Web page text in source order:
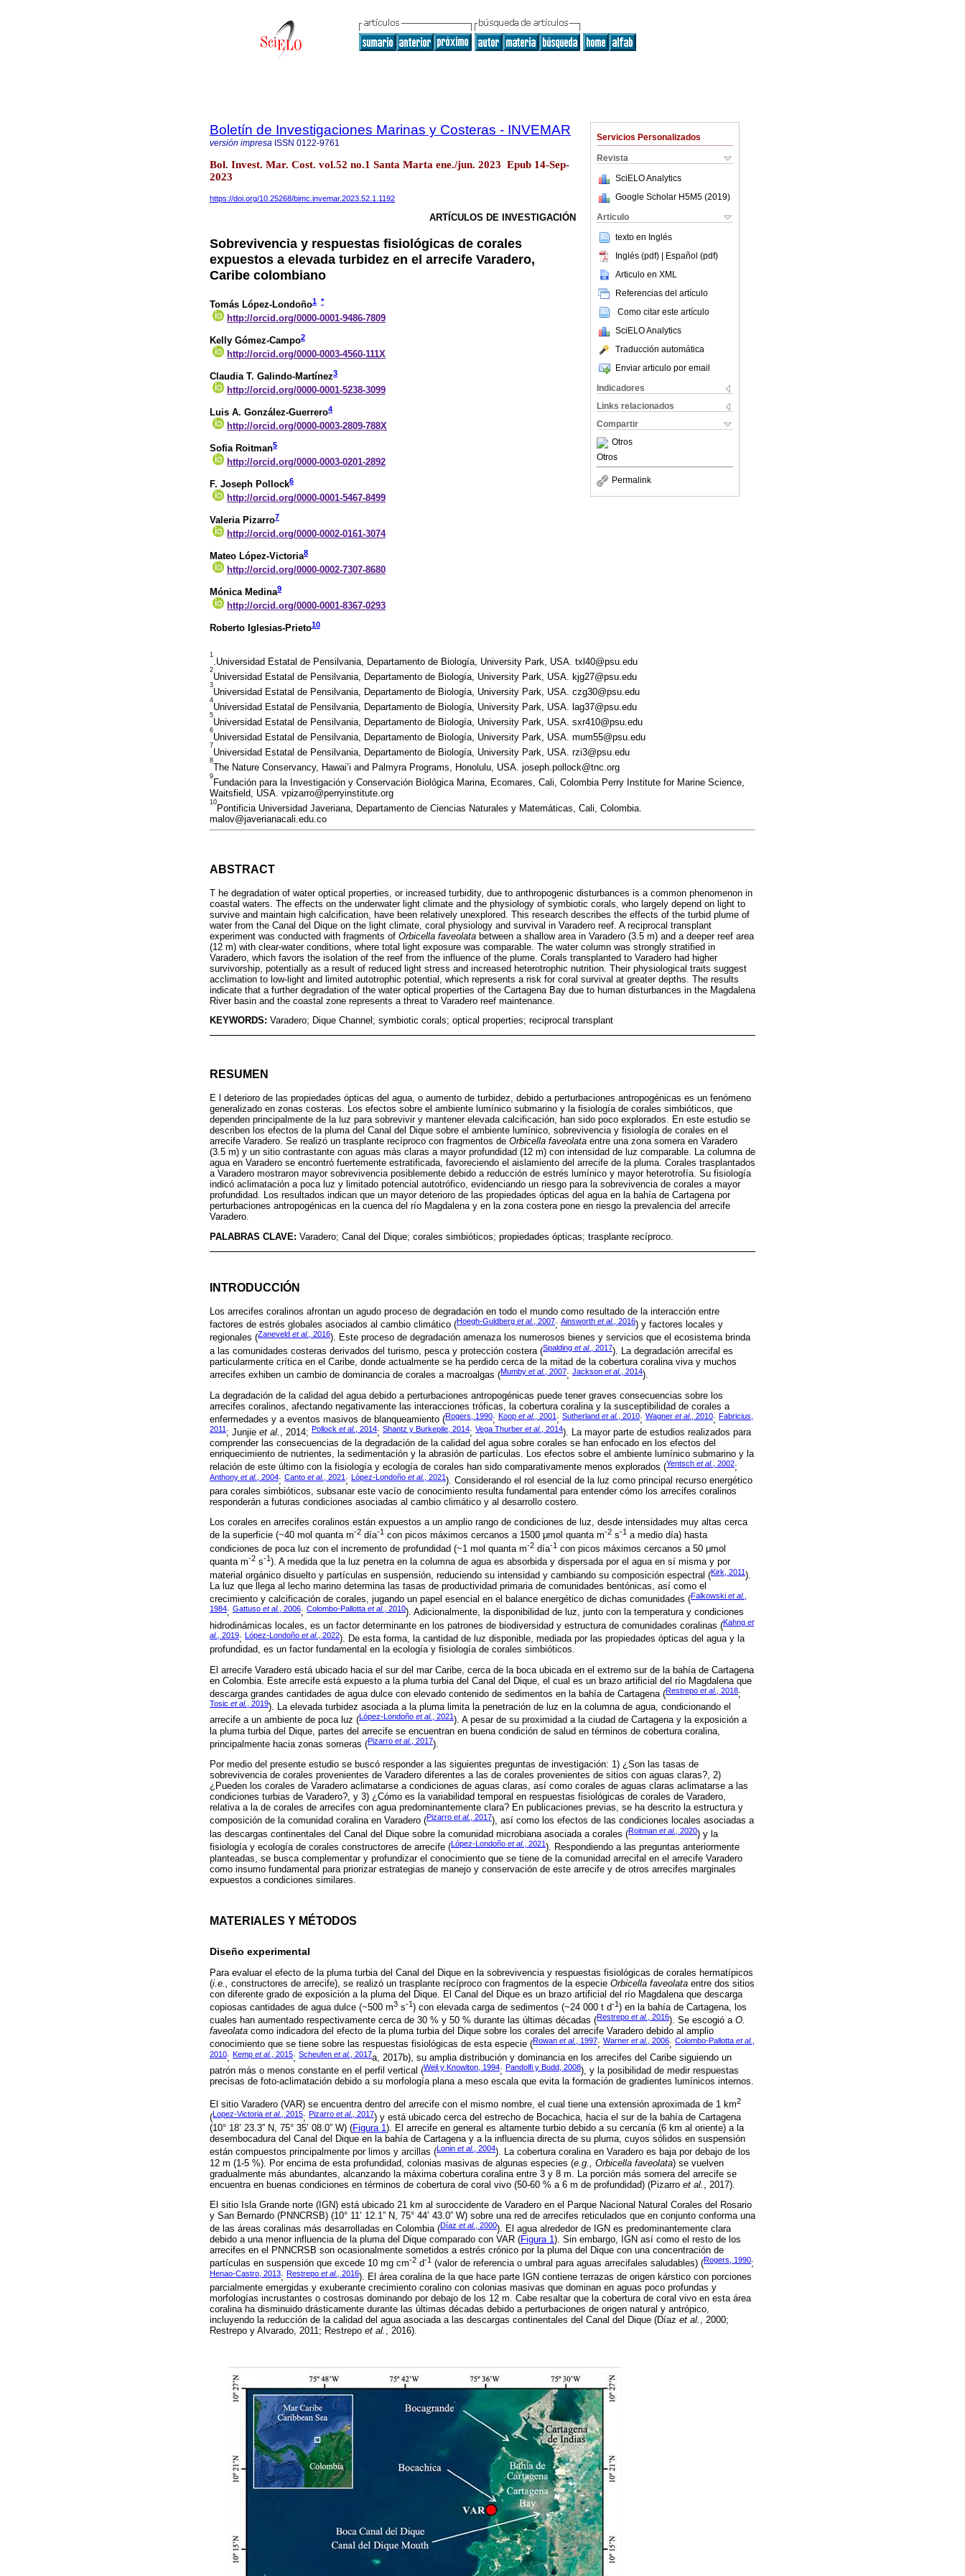
Servicios Personalizados
Revista
SciELO Analytics
Google Scholar H5M5 (2019)
Articulo
texto en Inglés
Inglés (pdf) | Español (pdf)
Articulo en XML
Referencias del artículo
Como citar este artículo
SciELO Analytics
Traducción automática
Enviar articulo por email
Indicadores
Links relacionados
Compartir
Otros
Otros
Permalink
Boletín de Investigaciones Marinas y Costeras - INVEMAR
versión impresa ISSN 0122-9761
Bol. Invest. Mar. Cost. vol.52 no.1 Santa Marta ene./jun. 2023 Epub 14-Sep-
2023
https://doi.org/10.25268/bimc.invemar.2023.52.1.1192
ARTÍCULOS DE INVESTIGACIÓN
Sobrevivencia y respuestas fisiológicas de corales
expuestos a elevada turbidez en el arrecife Varadero,
Caribe colombiano
Tomás López-Londoño1 *
http://orcid.org/0000-0001-9486-7809
Kelly Gómez-Campo2
http://orcid.org/0000-0003-4560-111X
Claudia T. Galindo-Martínez3
http://orcid.org/0000-0001-5238-3099
Luis A. González-Guerrero4
http://orcid.org/0000-0003-2809-788X
Sofia Roitman5
http://orcid.org/0000-0003-0201-2892
F. Joseph Pollock6
http://orcid.org/0000-0001-5467-8499
Valeria Pizarro7
http://orcid.org/0000-0002-0161-3074
Mateo López-Victoria8
http://orcid.org/0000-0002-7307-8680
Mónica Medina9
http://orcid.org/0000-0001-8367-0293
Roberto Iglesias-Prieto10
1
.Universidad Estatal de Pensilvania, Departamento de Biología, University Park, USA. txl40@psu.edu
2
Universidad Estatal de Pensilvania, Departamento de Biología, University Park, USA. kjg27@psu.edu
3
Universidad Estatal de Pensilvania, Departamento de Biología, University Park, USA. czg30@psu.edu
4
Universidad Estatal de Pensilvania, Departamento de Biología, University Park, USA. lag37@psu.edu
5
Universidad Estatal de Pensilvania, Departamento de Biología, University Park, USA. sxr410@psu.edu
6
Universidad Estatal de Pensilvania, Departamento de Biología, University Park, USA. mum55@psu.edu
7
Universidad Estatal de Pensilvania, Departamento de Biología, University Park, USA. rzi3@psu.edu
8
The Nature Conservancy, Hawai’i and Palmyra Programs, Honolulu, USA. joseph.pollock@tnc.org
9
Fundación para la Investigación y Conservación Biológica Marina, Ecomares, Cali, Colombia Perry Institute for Marine Science,
Waitsfield, USA. vpizarro@perryinstitute.org
10
Pontificia Universidad Javeriana, Departamento de Ciencias Naturales y Matemáticas, Cali, Colombia.
malov@javerianacali.edu.co
ABSTRACT
T he degradation of water optical properties, or increased turbidity, due to anthropogenic disturbances is a common phenomenon in
coastal waters. The effects on the underwater light climate and the physiology of symbiotic corals, who largely depend on light to
survive and maintain high calcification, have been relatively unexplored. This research describes the effects of the turbid plume of
water from the Canal del Dique on the light climate, coral physiology and survival in Varadero reef. A reciprocal transplant
experiment was conducted with fragments of Orbicella faveolata between a shallow area in Varadero (3.5 m) and a deeper reef area
(12 m) with clear-water conditions, where total light exposure was comparable. The water column was strongly stratified in
Varadero, which favors the isolation of the reef from the influence of the plume. Corals transplanted to Varadero had higher
survivorship, potentially as a result of reduced light stress and increased heterotrophic nutrition. Their physiological traits suggest
acclimation to low-light and limited autotrophic potential, which represents a risk for coral survival at greater depths. The results
indicate that a further degradation of the water optical properties of the Cartagena Bay due to human disturbances in the Magdalena
River basin and the coastal zone represents a threat to Varadero reef maintenance.
KEYWORDS: Varadero; Dique Channel; symbiotic corals; optical properties; reciprocal transplant
RESUMEN
E l deterioro de las propiedades ópticas del agua, o aumento de turbidez, debido a perturbaciones antropogénicas es un fenómeno
generalizado en zonas costeras. Los efectos sobre el ambiente lumínico submarino y la fisiología de corales simbióticos, que
dependen principalmente de la luz para sobrevivir y mantener elevada calcificación, han sido poco explorados. En este estudio se
describen los efectos de la pluma del Canal del Dique sobre el ambiente lumínico, sobrevivencia y fisiología de corales en el
arrecife Varadero. Se realizó un trasplante recíproco con fragmentos de Orbicella faveolata entre una zona somera en Varadero
(3.5 m) y un sitio contrastante con aguas más claras a mayor profundidad (12 m) con intensidad de luz comparable. La columna de
agua en Varadero se encontró fuertemente estratificada, favoreciendo el aislamiento del arrecife de la pluma. Corales trasplantados
a Varadero mostraron mayor sobrevivencia posiblemente debido a reducción de estrés lumínico y mayor heterotrofía. Su fisiología
indicó aclimatación a poca luz y limitado potencial autotrófico, evidenciando un riesgo para la sobrevivencia de corales a mayor
profundidad. Los resultados indican que un mayor deterioro de las propiedades ópticas del agua en la bahía de Cartagena por
perturbaciones antropogénicas en la cuenca del río Magdalena y en la zona costera pone en riesgo la prevalencia del arrecife
Varadero.
PALABRAS CLAVE: Varadero; Canal del Dique; corales simbióticos; propiedades ópticas; trasplante recíproco.
INTRODUCCIÓN
Los arrecifes coralinos afrontan un agudo proceso de degradación en todo el mundo como resultado de la interacción entre
factores de estrés globales asociados al cambio climático (Hoegh-Guldberg et al. , 2007; Ainsworth et al. , 2016) y factores locales y
regionales (Zaneveld et al. , 2016). Este proceso de degradación amenaza los numerosos bienes y servicios que el ecosistema brinda
a las comunidades costeras derivados del turismo, pesca y protección costera (Spalding et al. , 2017). La degradación arrecifal es
particularmente crítica en el Caribe, donde actualmente se ha perdido cerca de la mitad de la cobertura coralina viva y muchos
arrecifes exhiben un cambio de dominancia de corales a macroalgas (Mumby et al. , 2007; Jackson et al. , 2014).
La degradación de la calidad del agua debido a perturbaciones antropogénicas puede tener graves consecuencias sobre los
arrecifes coralinos, afectando negativamente las interacciones tróficas, la cobertura coralina y la susceptibilidad de corales a
enfermedades y a eventos masivos de blanqueamiento (Rogers, 1990; Koop et al. , 2001 ; Sutherland et al. , 2010; Wagner et al. , 2010; Fabricius,
2011 ; Junjie et al. , 2014; Pollock et al. , 2014; Shantz y Burkepile, 2014; Vega Thurber et al. , 2014). La mayor parte de estudios realizados para
comprender las consecuencias de la degradación de la calidad del agua sobre corales se han enfocado en los efectos del
enriquecimiento de nutrientes, la sedimentación y la abrasión de partículas. Los efectos sobre el ambiente lumínico submarino y la
relación de este último con la fisiología y ecología de corales han sido comparativamente menos explorados (Yentsch et al. , 2002;
Anthony et al. , 2004; Canto et al. , 2021 ; López-Londoño et al. , 2021). Considerando el rol esencial de la luz como principal recurso energético
para corales simbióticos, subsanar este vacío de conocimiento resulta fundamental para entender cómo los arrecifes coralinos
responderán a futuras condiciones asociadas al cambio climático y al desarrollo costero.
Los corales en arrecifes coralinos están expuestos a un amplio rango de condiciones de luz, desde intensidades muy altas cerca
de la superficie (~40 mol quanta m-2 día-1 con picos máximos cercanos a 1500 μmol quanta m-2 s-1 a medio día) hasta
condiciones de poca luz con el incremento de profundidad (~1 mol quanta m-2 día-1 con picos máximos cercanos a 50 μmol
quanta m-2 s-1). A medida que la luz penetra en la columna de agua es absorbida y dispersada por el agua en sí misma y por
material orgánico disuelto y partículas en suspensión, reduciendo su intensidad y cambiando su composición espectral (Kirk, 2011).
La luz que llega al lecho marino determina las tasas de productividad primaria de comunidades bentónicas, así como el
crecimiento y calcificación de corales, jugando un papel esencial en el balance energético de dichas comunidades (Falkowski et al.
1984; Gattuso et al. , 2006; Colombo-Pallotta et al. , 2010). Adicionalmente, la disponibilidad de luz, junto con la temperatura y condiciones
hidrodinámicas locales, es un factor determinante en los patrones de biodiversidad y estructura de comunidades coralinas (Kahng et
al.
, 2019; López-Londoño et al. , 2022). De esta forma, la cantidad de luz disponible, mediada por las propiedades ópticas del agua y la
profundidad, es un factor fundamental en la ecología y fisiología de corales simbióticos.
El arrecife Varadero está ubicado hacia el sur del mar Caribe, cerca de la boca ubicada en el extremo sur de la bahía de Cartagena
en Colombia. Este arrecife está expuesto a la pluma turbia del Canal del Dique, el cual es un brazo artificial del río Magdalena que
descarga grandes cantidades de agua dulce con elevado contenido de sedimentos en la bahía de Cartagena (Restrepo et al. , 2018;
Tosic et al. , 2019). La elevada turbidez asociada a la pluma limita la penetración de luz en la columna de agua, condicionando el
arrecife a un ambiente de poca luz (López-Londoño et al., 2021). A pesar de su proximidad a la ciudad de Cartagena y la exposición a
la pluma turbia del Dique, partes del arrecife se encuentran en buena condición de salud en términos de cobertura coralina,
principalmente hacia zonas someras (Pizarro et al. , 2017).
Por medio del presente estudio se buscó responder a las siguientes preguntas de investigación: 1) ¿Son las tasas de
sobrevivencia de corales provenientes de Varadero diferentes a las de corales provenientes de sitios con aguas claras?, 2)
¿Pueden los corales de Varadero aclimatarse a condiciones de aguas claras, así como corales de aguas claras aclimatarse a las
condiciones turbias de Varadero?, y 3) ¿Cómo es la variabilidad temporal en respuestas fisiológicas de corales de Varadero,
relativa a la de corales de arrecifes con agua predominantemente clara? En publicaciones previas, se ha descrito la estructura y
composición de la comunidad coralina en Varadero (Pizarro et al., 2017), así como los efectos de las condiciones locales asociadas a
las descargas continentales del Canal del Dique sobre la comunidad microbiana asociada a corales (Roitman et al. , 2020) y la
fisiología y ecología de corales constructores de arrecife ( López-Londoño et al. , 2021 ). Respondiendo a las preguntas anteriormente
planteadas, se busca complementar y profundizar el conocimiento que se tiene de la comunidad arrecifal en el arrecife Varadero
como insumo fundamental para priorizar estrategias de manejo y conservación de este arrecife y de otros arrecifes marginales
expuestos a condiciones similares.
MATERIALES Y MÉTODOS
Diseño experimental
Para evaluar el efecto de la pluma turbia del Canal del Dique en la sobrevivencia y respuestas fisiológicas de corales hermatípicos
(i.e., constructores de arrecife), se realizó un trasplante recíproco con fragmentos de la especie Orbicella faveolata entre dos sitios
con diferente grado de exposición a la pluma del Dique. El Canal del Dique es un brazo artificial del río Magdalena que descarga
copiosas cantidades de agua dulce (~500 m3 s-1) con elevada carga de sedimentos (~24 000 t d-1) en la bahía de Cartagena, los
cuales han aumentado respectivamente cerca de 30 % y 50 % durante las últimas décadas (Restrepo et al. , 2016). Se escogió a O.
faveolata como indicadora del efecto de la pluma turbia del Dique sobre los corales del arrecife Varadero debido al amplio
conocimiento que se tiene sobre las respuestas fisiológicas de esta especie (Rowan et al. , 1997; Warner et al. , 2006; Colombo-Pallotta et al.
2010; Kemp et al. , 2015; Scheufen et al. , 2017a, 2017b), su amplia distribución y dominancia en los arrecifes del Caribe siguiendo un
patrón más o menos constante en el perfil vertical (Weil y Knowlton, 1994; Pandolfi y Budd, 2008), y la posibilidad de medir respuestas
precisas de foto-aclimatación debido a su morfología plana a meso escala que evita la formación de gradientes lumínicos internos.
El sitio Varadero (VAR) se encuentra dentro del arrecife con el mismo nombre, el cual tiene una extensión aproximada de 1 km2
(Lopez-Victoria et al. , 2015; Pizarro et al. , 2017) y está ubicado cerca del estrecho de Bocachica, hacia el sur de la bahía de Cartagena
(10° 18’ 23.3” N, 75° 35’ 08.0” W) (Figura 1). El arrecife en general es altamente turbio debido a su cercanía (6 km al oriente) a la
desembocadura del Canal del Dique en la bahía de Cartagena y a la influencia directa de su pluma, cuyos sólidos en suspensión
están compuestos principalmente por limos y arcillas (Lonin et al., 2004). La cobertura coralina en Varadero es baja por debajo de los
12 m (1-5 %). Por encima de esta profundidad, colonias masivas de algunas especies (e.g., Orbicella faveolata) se vuelven
gradualmente más abundantes, alcanzando la máxima cobertura coralina entre 3 y 8 m. La porción más somera del arrecife se
encuentra en buenas condiciones en términos de cobertura de coral vivo (50-60 % a 6 m de profundidad) (Pizarro et al.
, 2017).
El sitio Isla Grande norte (IGN) está ubicado 21 km al suroccidente de Varadero en el Parque Nacional Natural Corales del Rosario
y San Bernardo (PNNCRSB) (10° 11’ 12.1” N, 75° 44’ 43.0” W) sobre una red de arrecifes reticulados que en conjunto conforma una
de las áreas coralinas más desarrolladas en Colombia (Díaz et al. , 2000). El agua alrededor de IGN es predominantemente clara
debido a una menor influencia de la pluma del Dique comparado con VAR (Figura 1). Sin embargo, IGN así como el resto de los
arrecifes en el PNNCRSB son ocasionalmente sometidos a estrés crónico por la pluma del Dique con una concentración de
partículas en suspensión que excede 10 mg cm-2 d-1 (valor de referencia o umbral para aguas arrecifales saludables) (Rogers, 1990;
Henao-Castro, 2013; Restrepo et al. , 2016). El área coralina de la que hace parte IGN contiene terrazas de origen kárstico con porciones
parcialmente emergidas y exuberante crecimiento coralino con colonias masivas que dominan en aguas poco profundas y
morfologías incrustantes o costrosas dominando por debajo de los 12 m. Cabe resaltar que la cobertura de coral vivo en esta área
coralina ha disminuido drásticamente durante las últimas décadas debido a perturbaciones de origen natural y antrópico,
incluyendo la reducción de la calidad del agua asociada a las descargas continentales del Canal del Dique (Díaz et al. , 2000;
Restrepo y Alvarado, 2011; Restrepo et al. , 2016).